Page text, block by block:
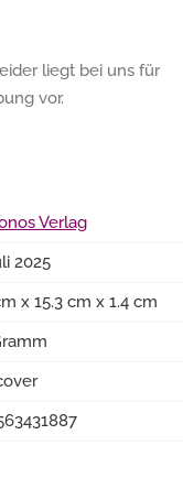
liegt bei uns für
vor.
Verlag
2025
x 15.3 cm x 1.4 cm